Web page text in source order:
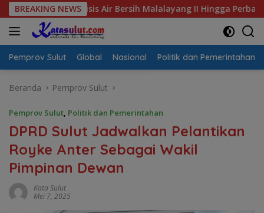
Langsung
ke
konten
BREAKING NEWS
Krisis Air Bersih Malalayang II Hingga Perbaikan
Pemprov Sulut Global Nasional Politik dan Pemerintahan
Beranda Pemprov Sulut
Pemprov Sulut, Politik dan Pemerintahan
DPRD Sulut Jadwalkan Pelantikan
Royke Anter Sebagai Wakil
Pimpinan Dewan
Kata Sulut
Mei 7, 2025